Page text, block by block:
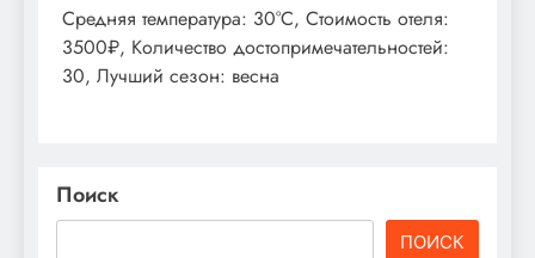
Средняя температура: 30°C, Стоимость отеля:
3500₽, Количество достопримечательностей:
30, Лучший сезон: весна
Поиск
ПОИСК